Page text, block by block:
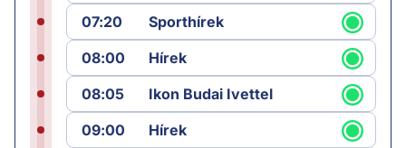
07:20
Sporthírek
08:00
Hírek
08:05
Ikon Budai Ivettel
09:00
Hírek